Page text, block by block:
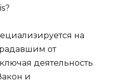
на
от
деятельность
и